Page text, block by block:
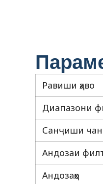
Равиши ҳаво
Диапазони
Санҷиши
Андозаи
Андозаҳо